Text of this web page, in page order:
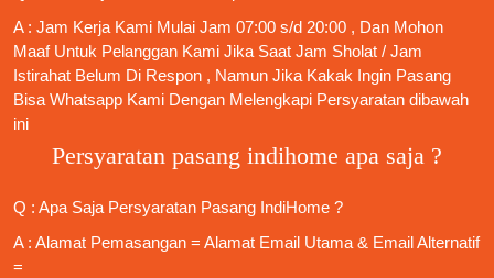
A : Jam Kerja Kami Mulai Jam 07:00 s/d 20:00 , Dan Mohon
Maaf Untuk Pelanggan Kami Jika Saat Jam Sholat / Jam
Istirahat Belum Di Respon , Namun Jika Kakak Ingin Pasang
Bisa Whatsapp Kami Dengan Melengkapi Persyaratan dibawah
ini
Persyaratan pasang indihome apa saja ?
Q : Apa Saja Persyaratan Pasang IndiHome ?
A : Alamat Pemasangan = Alamat Email Utama & Email Alternatif
=